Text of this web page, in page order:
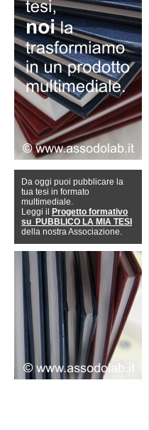
Da oggi puoi pubblicare la
tua tesi in formato
multimediale.
Leggi il
Progetto formativo
su PUBBLICO LA MIA TESI
della nostra Associazione.